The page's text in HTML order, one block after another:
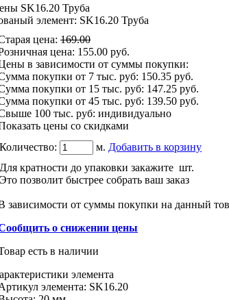
SK16.20 Труба
элемент: SK16.20 Труба
цена: 169.00
цена: 155.00 руб.
в зависимости от суммы покупки:
покупки от 7 тыс. руб: 150.35 руб.
покупки от 15 тыс. руб: 147.25 руб.
покупки от 45 тыс. руб: 139.50 руб.
100 тыс. руб: индивидуально
цены со скидками
Количество:
м. Добавить в корзину
Для кратности до упаковки закажите шт.
Это позволит быстрее собрать ваш заказ
зависимости от суммы покупки на данный
о снижении цены
есть в наличии
элемента
элемента: SK16.20